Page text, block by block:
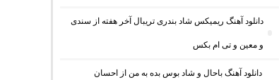
دانلود آهنگ ریمیکس شاد بندری تریبال آخر هفته از سندی
و معین و تی ام بکس
دانلود آهنگ باحال و شاد بوس بده به من از احسان